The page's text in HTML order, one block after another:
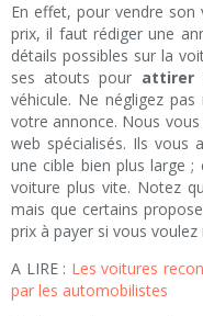
En effet, pour vendre
prix, il faut rédiger une
détails possibles sur la
ses atouts pour attirer
véhicule. Ne négligez
votre annonce. Nous
web spécialisés. Ils vous
une cible bien plus large
voiture plus vite. Notez
mais que certains
prix à payer si vous
A LIRE : Les voitures
par les automobilistes